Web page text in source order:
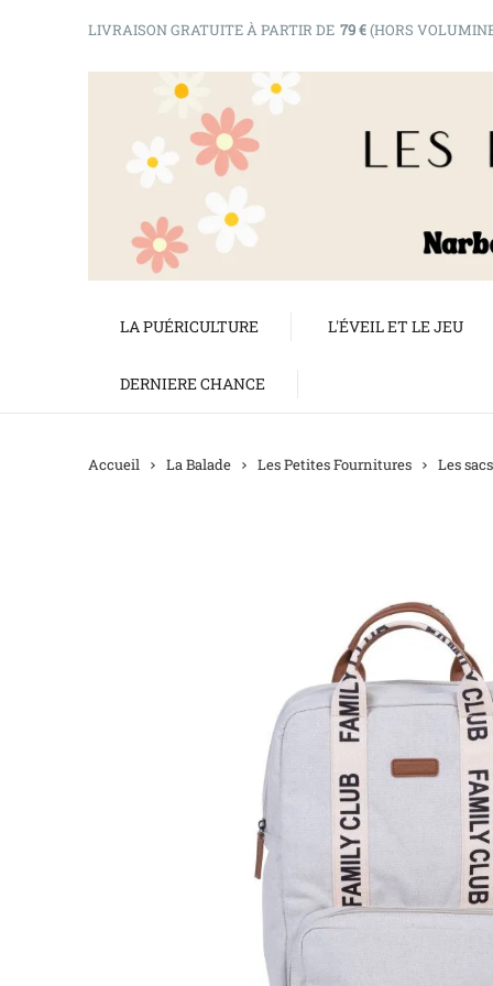
LIVRAISON GRATUITE À PARTIR DE 79 €(HORS
LA PUÉRICULTURE L'ÉVEIL ET LE JEU
DERNIERE CHANCE
Accueil La Balade Les Petites Fournitures Les